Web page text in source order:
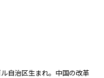
⾃治区⽣まれ。中国の改⾰